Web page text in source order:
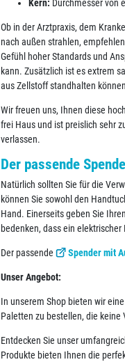
Kern: Durchmesser von
Ob in der Arztpraxis, dem
nach außen strahlen,
Gefühl hoher Standards und
kann. Zusätzlich ist es extrem
aus Zellstoff standhalten
Wir freuen uns, Ihnen diese
frei Haus und ist preislich sehr
verlassen.
Der passende
Natürlich sollten Sie für die
können Sie sowohl den
Hand. Einerseits geben Sie
bedenken, dass ein
Der passende Spender mit
Unser Angebot:
In unserem Shop bieten wir
Paletten zu bestellen, die
Entdecken Sie unser
Produkte bieten Ihnen die